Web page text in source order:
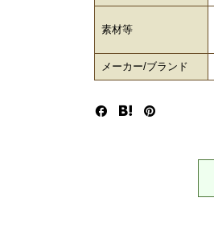
素材等
メーカー/ブランド